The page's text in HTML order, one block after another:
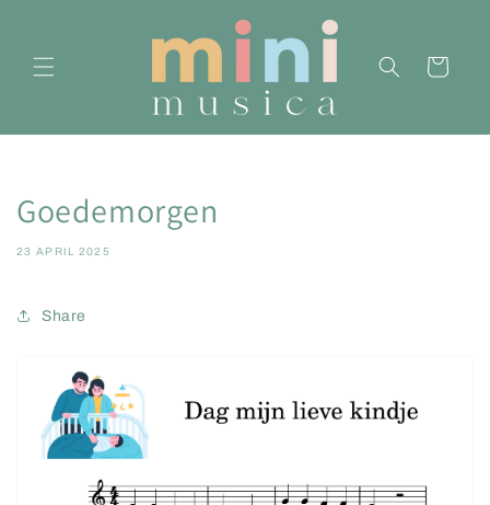
content
Winkelwagen
Goedemorgen
23 APRIL 2025
Share